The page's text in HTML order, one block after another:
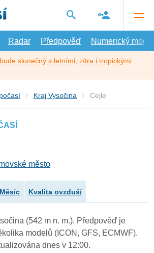
Radar Předpověď Numerický model
slunečný s letními, zítra i tropickými
Kraj Vysočina Cejle
město
Kvalita ovzduší
(542 m n. m.). Předpověď je
modelů (ICON, GFS, ECMWF).
dnes v 12:00.